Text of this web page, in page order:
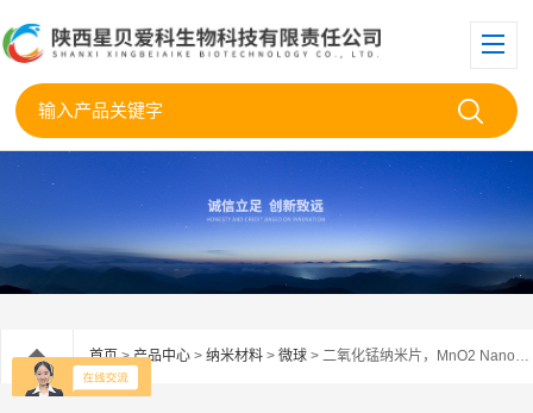
首页>产品中心 > 纳米材料 > 微球 > 二氧化锰纳米片，MnO2 Nanosheets‌